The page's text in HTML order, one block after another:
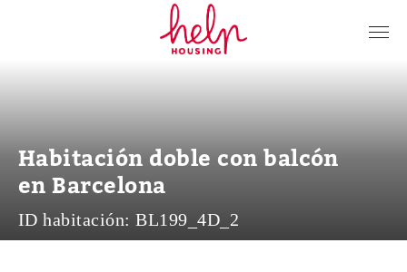
Log in
Habitación doble con balcón
en Barcelona
ID habitación:BL199_4D_2